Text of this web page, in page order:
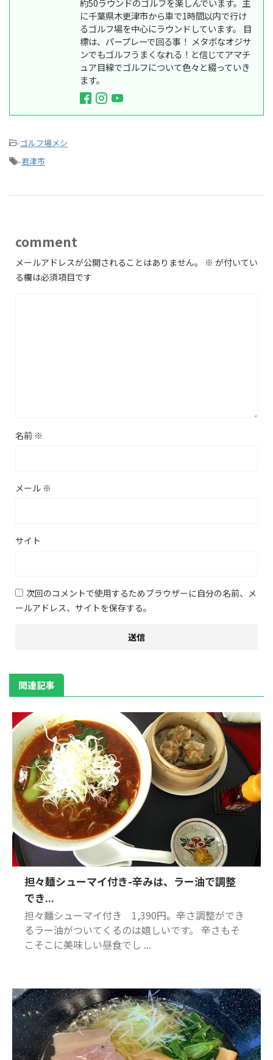
約50ラウンドのゴルフを楽しんでいます。主
に千葉県木更津市から車で1時間以内で行け
るゴルフ場を中心にラウンドしています。 目
標は、パープレーで回る事！ メタボなオジサ
ンでもゴルフうまくなれる！と信じてアマチ
ュア目線でゴルフについて色々と綴っていき
ます。
-ゴルフ場メシ
-君津市
comment
メールアドレスが公開されることはありません。 ※ が付いてい
る欄は必須項目です
名前 ※
メール ※
サイト
次回のコメントで使用するためブラウザーに自分の名前、メ
ールアドレス、サイトを保存する。
関連記事
担々麺シューマイ付き-辛みは、ラー油で調整
でき...
担々麺シューマイ付き 1,390円。辛さ調整ができ
るラー油がついてくるのは嬉しいです。 辛さもそ
こそこに美味しい昼食でし ...